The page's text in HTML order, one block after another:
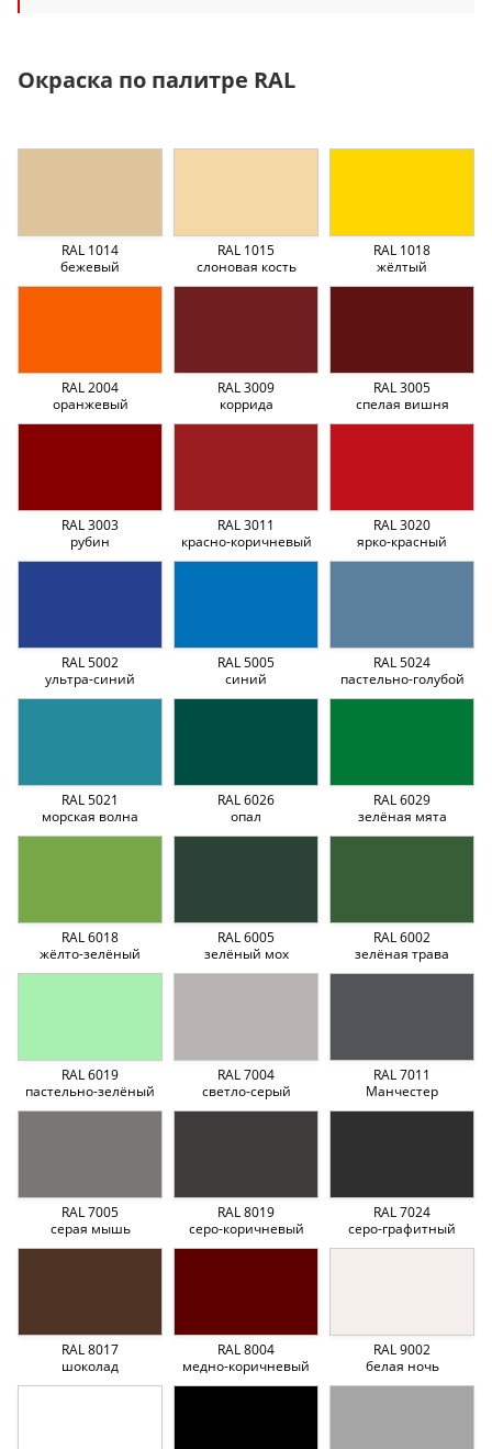
Окраска по палитре RAL
RAL 1014
бежевый
RAL 1015
слоновая кость
RAL 1018
жёлтый
RAL 2004
оранжевый
RAL 3009
коррида
RAL 3005
спелая вишня
RAL 3003
рубин
RAL 3011
красно-коричневый
RAL 3020
ярко-красный
RAL 5002
ультра-синий
RAL 5005
синий
RAL 5024
пастельно-голубой
RAL 5021
морская волна
RAL 6026
опал
RAL 6029
зелёная мята
RAL 6018
жёлто-зелёный
RAL 6005
зелёный мох
RAL 6002
зелёная трава
RAL 6019
пастельно-зелёный
RAL 7004
светло-серый
RAL 7011
Манчестер
RAL 7005
серая мышь
RAL 8019
серо-коричневый
RAL 7024
серо-графитный
RAL 8017
шоколад
RAL 8004
медно-коричневый
RAL 9002
белая ночь